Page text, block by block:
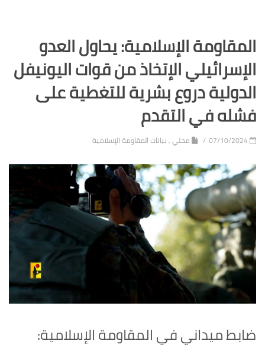
المقاومة الإسلامية: يحاول العدو
الإسرائيلي الإتخاذ من قوات اليونيفل
الدولية دروع بشرية للتغطية على
فشله في التقدم
محلي,بيانات المقاومة الإسلامية
ضابط ميداني في المقاومة الإسلامية: